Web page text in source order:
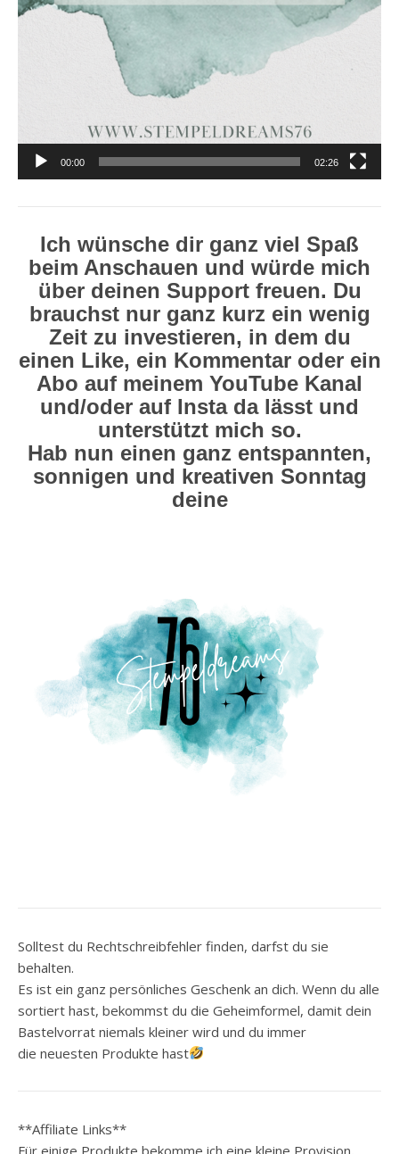
00:00 02:26
Ich wünsche dir ganz viel Spaß
beim Anschauen und würde mich
über deinen Support freuen. Du
brauchst nur ganz kurz ein wenig
Zeit zu investieren, in dem du
einen Like, ein Kommentar oder ein
Abo auf meinem YouTube Kanal
und/oder auf Insta da lässt und
unterstützt mich so.
Hab nun einen ganz entspannten,
sonnigen und kreativen Sonntag
deine
Solltest du Rechtschreibfehler finden, darfst du sie
behalten.
Es ist ein ganz persönliches Geschenk an dich. Wenn du alle
sortiert hast, bekommst du die Geheimformel, damit dein
Bastelvorrat niemals kleiner wird und du immer
die neuesten Produkte hast
**Affiliate Links**
Für einige Produkte bekomme ich eine kleine Provision,